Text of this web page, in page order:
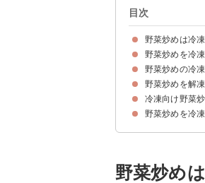
目次
野菜炒めは冷
野菜炒めを作
野菜炒めを冷
①食べ方によ
②火を通しす
③冷凍に向い
野菜炒めの冷
野菜炒めを冷
保存のコツ①
保存のコツ②
保存のコツ③
保存のコツ④
冷凍野菜炒め
野菜炒めを解
電子レンジを
冷凍向け野菜
材料
作り方・レシ
野菜炒めを冷
野菜炒め